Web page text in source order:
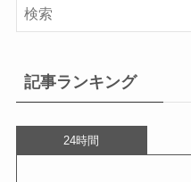
記事ランキング
24時間